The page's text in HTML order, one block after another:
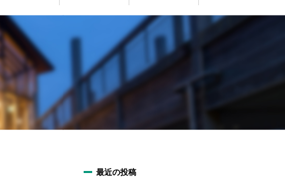
最近の投稿